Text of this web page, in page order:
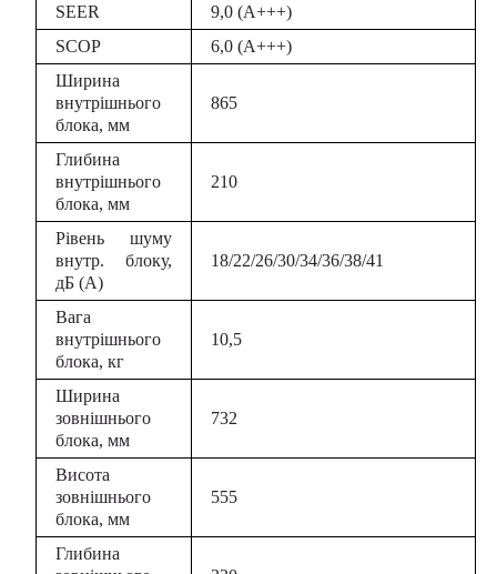
SEER
9,0 (А+++)
SCOP
6,0 (A+++)
Ширина
внутрішнього
блока, мм
865
Глибина
внутрішнього
блока, мм
210
Рівень шуму
внутр. блоку,
дБ (А)
18/22/26/30/34/36/38/41
Вага
внутрішнього
блока, кг
10,5
Ширина
зовнішнього
блока, мм
732
Висота
зовнішнього
блока, мм
555
Глибина